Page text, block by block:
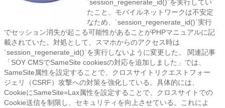
`session_regenerate_id()`を実行してい
たこと。モバイルネットワークは不安定
なため、`session_regenerate_id()`実行
でセッション消失が起こる可能性があることがPHPマニュアルに記
載されていた。対処として、スマホからのアクセス時は
`session_regenerate_id()`を実行しないように変更した。 関連記事
「SOY CMSでSameSite cookiesの対応を追加しました」では、
SameSite属性を設定することで、クロスサイトリクエストフォー
ジェリ（CSRF）攻撃への対策を強化している。具体的には、
CookieにSameSite=Lax属性を設定することで、クロスサイトでの
Cookie送信を制限し、セキュリティを向上させている。これによ